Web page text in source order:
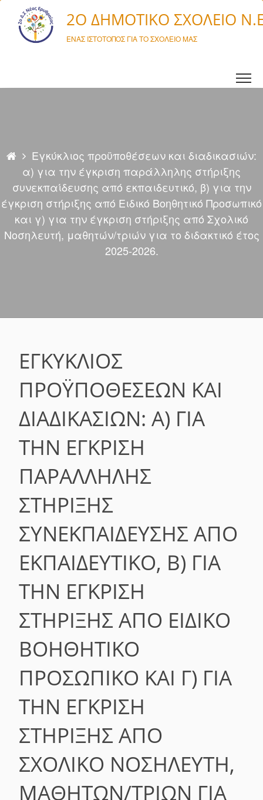
Μετάβαση σε περιεχόμενο
2O ΔΗΜΟΤΙΚΌ ΣΧΟΛΕΊΟ
ΈΝΑΣ ΙΣΤΌΤΟΠΟΣ ΓΙΑ ΤΟ ΣΧΟΛΕΊΟ ΜΑΣ
Εγκύκλιος προϋποθέσεων και διαδικασιών:
α) για την έγκριση παράλληλης στήριξης
συνεκπαίδευσης από εκπαιδευτικό, β) για την
έγκριση στήριξης από Ειδικό Βοηθητικό Προσωπικό
και γ) για την έγκριση στήριξης από Σχολικό
Νοσηλευτή, μαθητών/τριών για το διδακτικό έτος
2025-2026.
ΕΓΚΎΚΛΙΟΣ
ΠΡΟΫΠΟΘΈΣΕΩΝ ΚΑΙ
ΔΙΑΔΙΚΑΣΙΏΝ: Α) ΓΙΑ
ΤΗΝ ΈΓΚΡΙΣΗ
ΠΑΡΆΛΛΗΛΗΣ
ΣΤΉΡΙΞΗΣ
ΣΥΝΕΚΠΑΊΔΕΥΣΗΣ ΑΠΌ
ΕΚΠΑΙΔΕΥΤΙΚΌ, Β) ΓΙΑ
ΤΗΝ ΈΓΚΡΙΣΗ
ΣΤΉΡΙΞΗΣ ΑΠΌ ΕΙΔΙΚΌ
ΒΟΗΘΗΤΙΚΌ
ΠΡΟΣΩΠΙΚΌ ΚΑΙ Γ) ΓΙΑ
ΤΗΝ ΈΓΚΡΙΣΗ
ΣΤΉΡΙΞΗΣ ΑΠΌ
ΣΧΟΛΙΚΌ ΝΟΣΗΛΕΥΤΉ,
ΜΑΘΗΤΏΝ/ΤΡΙΏΝ ΓΙΑ